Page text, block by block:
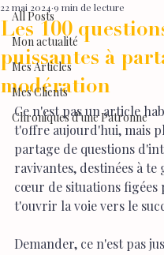
All Posts
Mon actualité
Mes Articles
Mes Clients
Chroniques d'une Patronne
Les 100
puissantes à
modération
22 mai 2024 9 min de lecture
Ce n'est pas un article
t'offre aujourd'hui, mais
partage de questions
ravivantes, destinées à te
cœur de situations figées
t'ouvrir la voie vers le
Demander, ce n'est pas